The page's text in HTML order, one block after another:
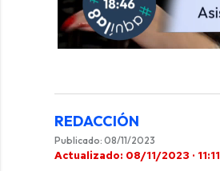
0
minutes,
secondsVolume
0%
REDACCIÓN
Publicado: 08/11/2023
Actualizado: 08/11/2023 · 11:11